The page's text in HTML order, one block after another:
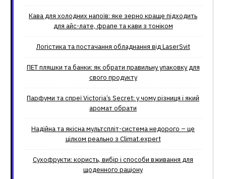
Кава для холодних напоїв: яке зерно краще підходить
для айс-лате, фрапе та кави з тоніком
Логістика та постачання обладнання від LaserSvit
ПЕТ пляшки та банки: як обрати правильну упаковку для
свого продукту
Парфуми та спреї Victoria’s Secret: у чому різниця і який
аромат обрати
Надійна та якісна мультспліт-система недорого – це
цілком реально з Climat.еxpert
Сухофрукти: користь, вибір і способи вживання для
щоденного раціону